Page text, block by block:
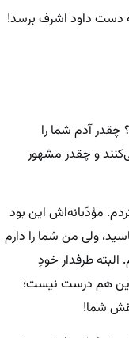
دست داود اشرف برسد!
آدم شما را
و چقدر مشهور
مؤدّبانه‌اش این بود
ولی من شما را دارم
طرفدار خودِ
این هم درست نیست؛
شما!